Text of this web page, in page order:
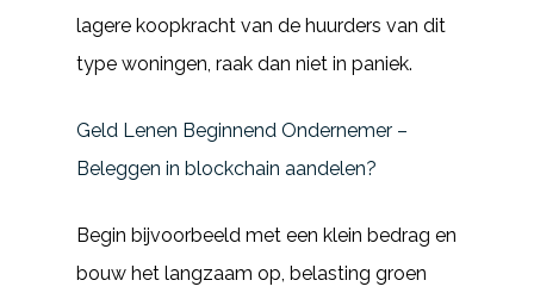
lagere koopkracht van de huurders van dit
type woningen, raak dan niet in paniek.
Geld Lenen Beginnend Ondernemer –
Beleggen in blockchain aandelen?
Begin bijvoorbeeld met een klein bedrag en
bouw het langzaam op, belasting groen